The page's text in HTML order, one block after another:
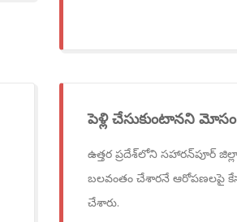
పెళ్లి చేసుకుంటానని
ఉత్తర ప్రదేశ్‌లోని సహారన్‌పూర్
బలవంతం చేశారనే ఆరోపణలపై
చేశారు.